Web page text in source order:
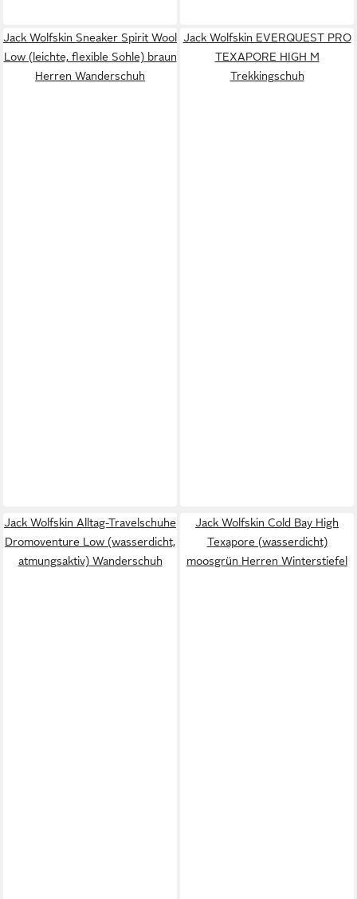
Jack Wolfskin Sneaker Spirit Wool
Low (leichte, flexible Sohle) braun
Herren Wanderschuh
Jack Wolfskin EVERQUEST PRO
TEXAPORE HIGH M
Trekkingschuh
Jack Wolfskin Alltag-Travelschuhe
Dromoventure Low (wasserdicht,
atmungsaktiv) Wanderschuh
Jack Wolfskin Cold Bay High
Texapore (wasserdicht)
moosgrün Herren Winterstiefel